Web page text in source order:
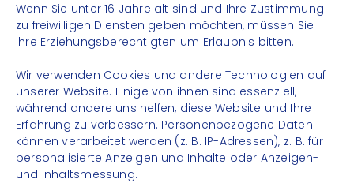
Wenn Sie unter 16 Jahre alt sind und Ihre Zustimmung
zu freiwilligen Diensten geben möchten, müssen Sie
Ihre Erziehungsberechtigten um Erlaubnis bitten.
Wir verwenden Cookies und andere Technologien auf
unserer Website. Einige von ihnen sind essenziell,
während andere uns helfen, diese Website und Ihre
Erfahrung zu verbessern. Personenbezogene Daten
können verarbeitet werden (z. B. IP-Adressen), z. B. für
personalisierte Anzeigen und Inhalte oder Anzeigen-
und Inhaltsmessung.
Kontakt
Instagram
Facebook